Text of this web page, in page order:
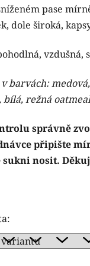
pase
dole široká,
vzdušná,
barvách:
bílá, režná
správně
připište
sukni nosit.